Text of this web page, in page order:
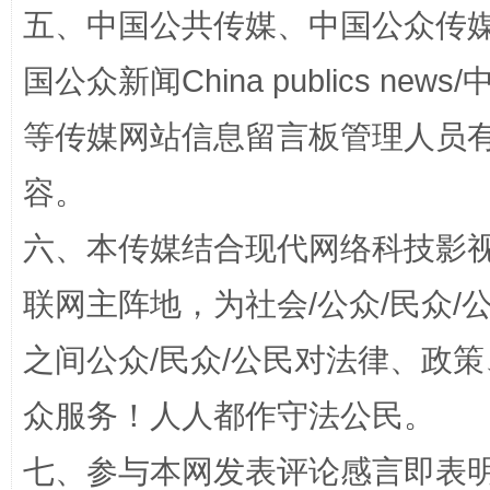
漫山遍野的桃花与雪山、麦地、白藏房 除
五、中国公共传媒、中国公众传
国公众新闻China publics news/
等传媒网站信息留言板管理人员
容。
六、本传媒结合现代网络科技影
联网主阵地，为社会/公众/民众/
之间公众/民众/公民对法律、政
众服务！人人都作守法公民。
七、参与本网发表评论感言即表